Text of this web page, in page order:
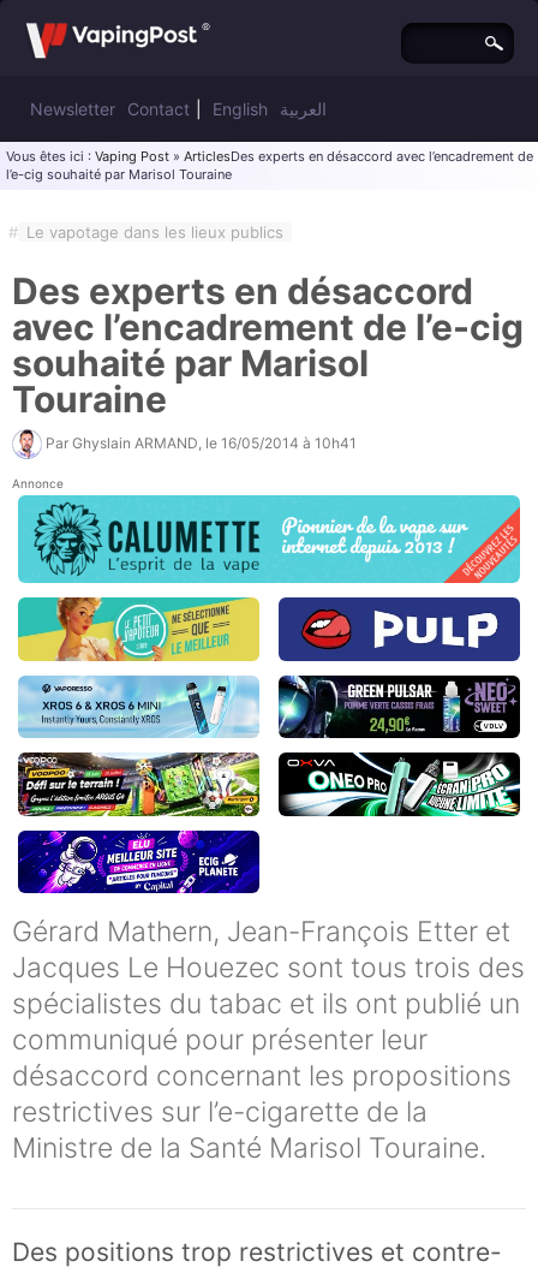
Newsletter Contact English العربية
Vous êtes ici : Vaping Post » ArticlesDes experts en désaccord avec l’encadrement de
l’e-cig souhaité par Marisol Touraine
# Le vapotage dans les lieux publics
Des experts en désaccord
avec l’encadrement de l’e-cig
souhaité par Marisol
Touraine
Par Ghyslain ARMAND , le 16/05/2014 à 10h41
Annonce
Gérard Mathern, Jean-François Etter et
Jacques Le Houezec sont tous trois des
spécialistes du tabac et ils ont publié un
communiqué pour présenter leur
désaccord concernant les propositions
restrictives sur l’e-cigarette de la
Ministre de la Santé Marisol Touraine.
Des positions trop restrictives et contre-